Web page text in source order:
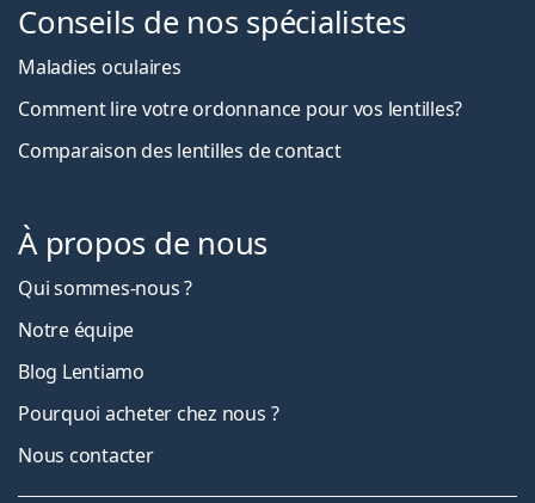
Conseils de nos spécialistes
Maladies oculaires
Comment lire votre ordonnance pour vos lentilles?
Comparaison des lentilles de contact
À propos de nous
Qui sommes-nous ?
Notre équipe
Blog Lentiamo
Pourquoi acheter chez nous ?
Nous contacter